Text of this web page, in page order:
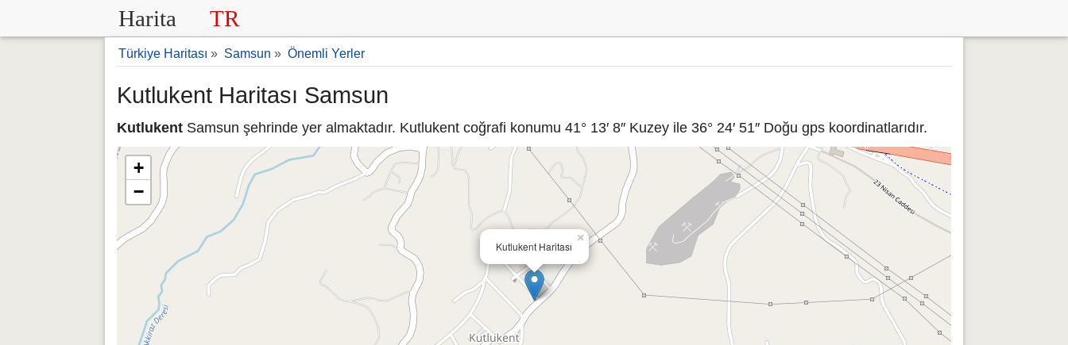
Harita TR
Türkiye Haritası » Samsun » Önemli Yerler
Kutlukent Haritası Samsun
Kutlukent Samsun şehrinde yer almaktadır. Kutlukent coğrafi konumu 41° 13′ 8″ Kuzey ile 36° 24′ 51″ Doğu gps koordinatlarıdır.
Kutlukent Haritası
×
+
−